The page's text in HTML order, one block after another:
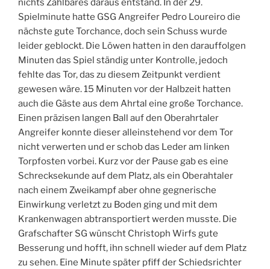
nichts Zählbares daraus entstand. In der 29.
Spielminute hatte GSG Angreifer Pedro Loureiro die
nächste gute Torchance, doch sein Schuss wurde
leider geblockt. Die Löwen hatten in den darauffolgen
Minuten das Spiel ständig unter Kontrolle, jedoch
fehlte das Tor, das zu diesem Zeitpunkt verdient
gewesen wäre. 15 Minuten vor der Halbzeit hatten
auch die Gäste aus dem Ahrtal eine große Torchance.
Einen präzisen langen Ball auf den Oberahrtaler
Angreifer konnte dieser alleinstehend vor dem Tor
nicht verwerten und er schob das Leder am linken
Torpfosten vorbei. Kurz vor der Pause gab es eine
Schrecksekunde auf dem Platz, als ein Oberahtaler
nach einem Zweikampf aber ohne gegnerische
Einwirkung verletzt zu Boden ging und mit dem
Krankenwagen abtransportiert werden musste. Die
Grafschafter SG wünscht Christoph Wirfs gute
Besserung und hofft, ihn schnell wieder auf dem Platz
zu sehen. Eine Minute später pfiff der Schiedsrichter